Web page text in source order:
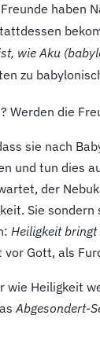
Freunde haben
wie Aku
zu
die
sie nach
und tun dies
der
Sie
Heiligkeit bringt
Gott, als
Heiligkeit
Abgesondert-